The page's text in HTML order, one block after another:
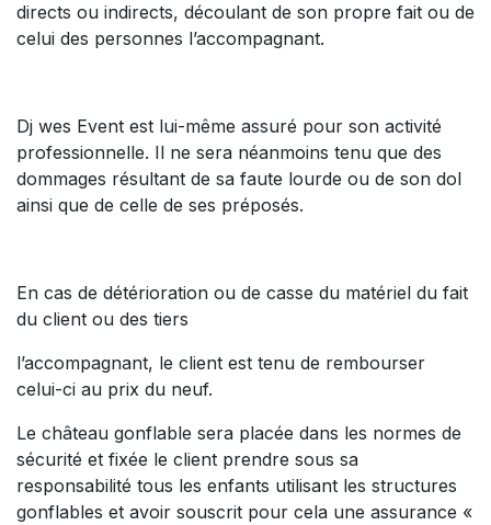
directs ou indirects, découlant de son propre fait ou de
celui des personnes l’accompagnant.
Dj wes Event est lui-même assuré pour son activité
professionnelle. Il ne sera néanmoins tenu que des
dommages résultant de sa faute lourde ou de son dol
ainsi que de celle de ses préposés.
En cas de détérioration ou de casse du matériel du fait
du client ou des tiers
l’accompagnant, le client est tenu de rembourser
celui-ci au prix du neuf.
Le château gonflable sera placée dans les normes de
sécurité et fixée le client prendre sous sa
responsabilité tous les enfants utilisant les structures
gonflables et avoir souscrit pour cela une assurance «